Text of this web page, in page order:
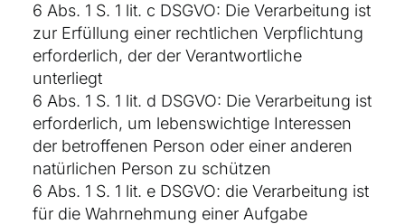
6 Abs. 1 S. 1 lit. c DSGVO: Die Verarbeitung ist
zur Erfüllung einer rechtlichen Verpflichtung
erforderlich, der der Verantwortliche
unterliegt
6 Abs. 1 S. 1 lit. d DSGVO: Die Verarbeitung ist
erforderlich, um lebenswichtige Interessen
der betroffenen Person oder einer anderen
natürlichen Person zu schützen
6 Abs. 1 S. 1 lit. e DSGVO: die Verarbeitung ist
für die Wahrnehmung einer Aufgabe